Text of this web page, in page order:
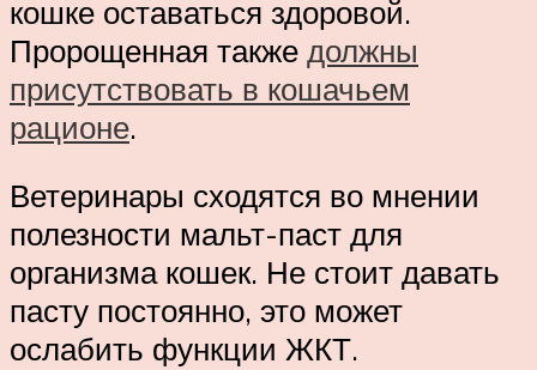
кошке оставаться здоровой.
Пророщенная также должны
присутствовать в кошачьем
рационе.
Ветеринары сходятся во мнении
полезности мальт-паст для
организма кошек. Не стоит давать
пасту постоянно, это может
ослабить функции ЖКТ.